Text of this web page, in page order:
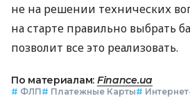
не на решении технических
на старте правильно выбрать
позволит все это реализовать.
По материалам: Finance.ua
# ФЛП# Платежные Карты#